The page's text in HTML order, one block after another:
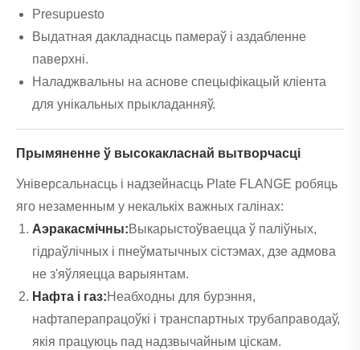
Presupuesto
Выдатная дакладнасць памераў і аздабленне
паверхні.
Наладжвальны на аснове спецыфікацый кліента
для унікальных прыкладанняў.
Прымяненне ў высокакласнай вытворчасці
Універсальнасць і надзейнасць Plate FLANGE робяць
яго незаменным у некалькіх важных галінах:
Аэракасмічны:Выкарыстоўваецца ў паліўных,
гідраўлічных і пнеўматычных сістэмах, дзе адмова
не з'яўляецца варыянтам.
Нафта і газ:Неабходны для бурэння,
нафтаперапрацоўкі і транспартных трубаправодаў,
якія працуюць пад надзвычайным ціскам.